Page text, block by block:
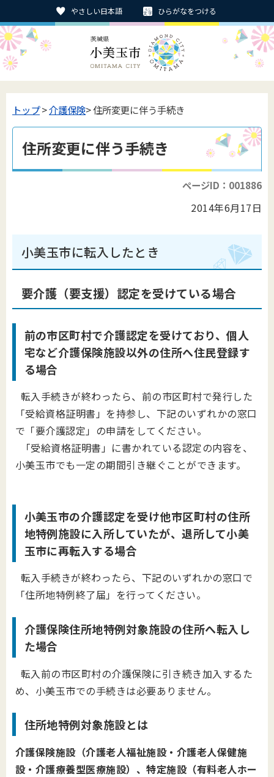
やさしい日本語 ひらがなをつける
トップ>介護保険> 住所変更に伴う手続き
住所変更に伴う手続き
ページID：001886
2014年6月17日
小美玉市に転入したとき
要介護（要支援）認定を受けている場合
前の市区町村で介護認定を受けており、個人
宅など介護保険施設以外の住所へ住民登録す
る場合
転入手続きが終わったら、前の市区町村で発行した
「受給資格証明書」を持参し、下記のいずれかの窓口
で「要介護認定」の申請をしてください。
「受給資格証明書」に書かれている認定の内容を、
小美玉市でも一定の期間引き継ぐことができます。
小美玉市の介護認定を受け他市区町村の住所
地特例施設に入所していたが、退所して小美
玉市に再転入する場合
転入手続きが終わったら、下記のいずれかの窓口で
「住所地特例終了届」を行ってください。
介護保険住所地特例対象施設の住所へ転入し
た場合
転入前の市区町村の介護保険に引き続き加入するた
め、小美玉市での手続きは必要ありません。
住所地特例対象施設とは
介護保険施設（介護老人福祉施設・介護老人保健施
設・介護療養型医療施設）、特定施設（有料老人ホー